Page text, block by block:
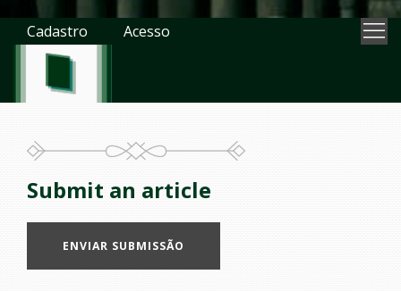
Cadastro Acesso
Submit an article
ENVIAR SUBMISSÃO